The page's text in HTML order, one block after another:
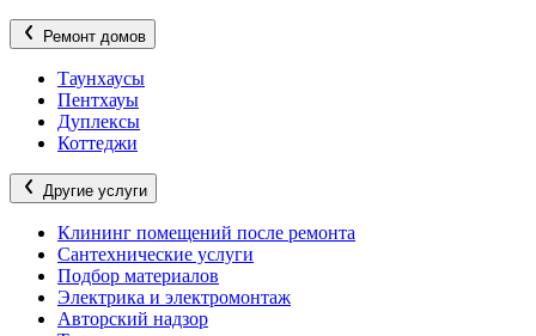
Ремонт домов
Таунхаусы
Пентхауы
Дуплексы
Коттеджи
Другие услуги
Клининг помещений после ремонта
Сантехнические услуги
Подбор материалов
Электрика и электромонтаж
Авторский надзор